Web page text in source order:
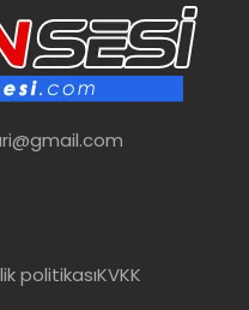
politikasıKVKK